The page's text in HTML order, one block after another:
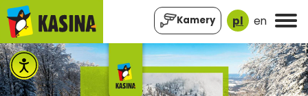
Kamery pl en